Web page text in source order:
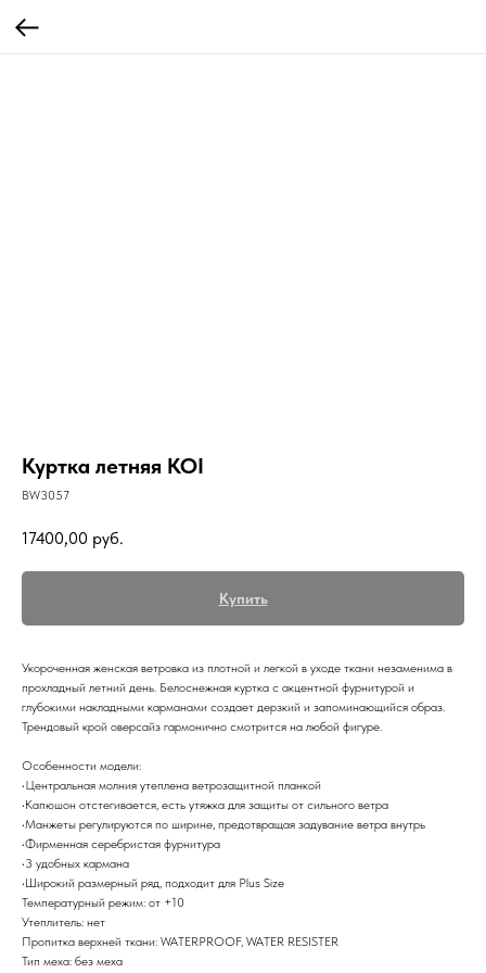
Куртка летняя KOI
BW3057
17400,00 руб.
Купить
Укороченная женская ветровка из плотной и легкой в уходе ткани незаменима в
прохладный летний день. Белоснежная куртка с акцентной фурнитурой и
глубокими накладными карманами создает дерзкий и запоминающийся образ.
Трендовый крой оверсайз гармонично смотрится на любой фигуре.
Особенности модели:
•Центральная молния утеплена ветрозащитной планкой
•Капюшон отстегивается, есть утяжка для защиты от сильного ветра
•Манжеты регулируются по ширине, предотвращая задувание ветра внутрь
•Фирменная серебристая фурнитура
•3 удобных кармана
•Широкий размерный ряд, подходит для Plus Size
Температурный режим: от +10
Утеплитель: нет
Пропитка верхней ткани: WATERPROOF, WATER RESISTER
Тип меха: без меха